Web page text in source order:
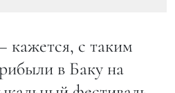
с таким
в Баку на